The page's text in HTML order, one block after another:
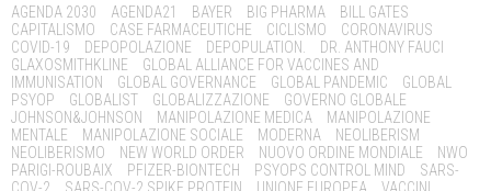
Tags:
AGENDA 2030 AGENDA21 BAYER BIG PHARMA
BILL GATES
CAPITALISMO
CASE FARMACEUTICHE CICLISMO
CORONAVIRUS
COVID-19
DEPOPOLAZIONE DEPOPULATION.
DR. ANTHONY FAUCI
GLAXOSMITHKLINE
GLOBAL ALLIANCE FOR VACCINES AND
IMMUNISATION
GLOBAL GOVERNANCE GLOBAL PANDEMIC
GLOBAL
PSYOP
GLOBALIST GLOBALIZZAZIONE
GOVERNO GLOBALE
JOHNSON&JOHNSON
MANIPOLAZIONE MEDICA
MANIPOLAZIONE
MENTALE
MANIPOLAZIONE SOCIALE MODERNA
NEOLIBERISM
NEOLIBERISMO
NEW WORLD ORDER NUOVO ORDINE MONDIALE
NWO
PARIGI-ROUBAIX
PFIZER-BIONTECH PSYOPS CONTROL MIND
SARS-